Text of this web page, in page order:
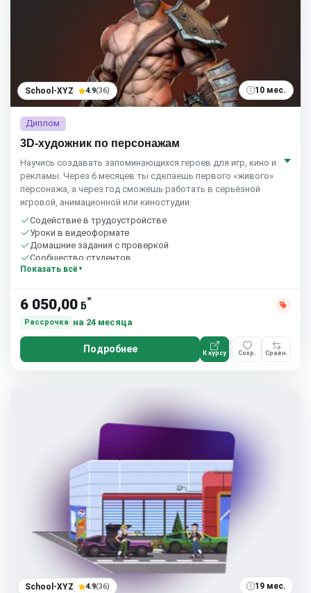
School-XYZ 4.9(36) 10 мес.
Диплом
3D-художник по персонажам
Научись создавать запоминающихся героев для игр, кино и
рекламы. Через 6 месяцев ты сделаешь первого «живого»
персонажа, а через год сможешь работать в серьёзной
игровой, анимационной или киностудии.
Содействие в трудоустройстве
Уроки в видеоформате
Домашние задания с проверкой
Сообщество студентов
Показать всё
6 050,00 ƃ*
Рассрочка на 24 месяца
Подробнее К курсу Сохр. Сравн.
School-XYZ 4.9(36) 19 мес.